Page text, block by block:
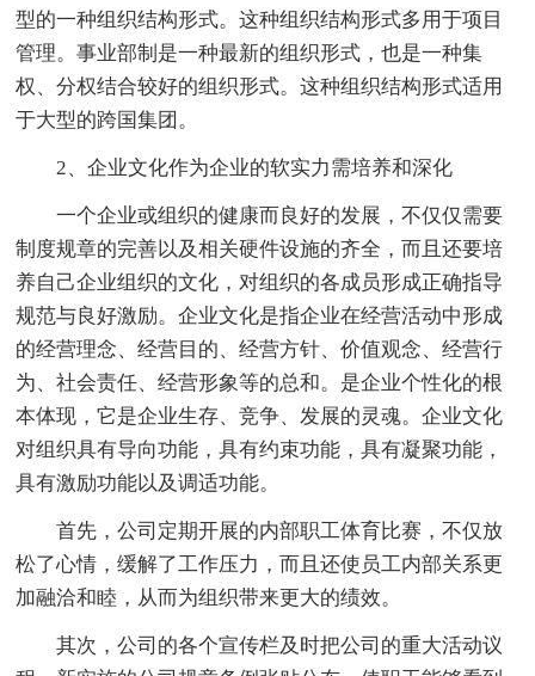
型的一种组织结构形式。这种组织结构形式多用于项目
管理。事业部制是一种最新的组织形式，也是一种集
权、分权结合较好的组织形式。这种组织结构形式适用
于大型的跨国集团。
2、企业文化作为企业的软实力需培养和深化
一个企业或组织的健康而良好的发展，不仅仅需要
制度规章的完善以及相关硬件设施的齐全，而且还要培
养自己企业组织的文化，对组织的各成员形成正确指导
规范与良好激励。企业文化是指企业在经营活动中形成
的经营理念、经营目的、经营方针、价值观念、经营行
为、社会责任、经营形象等的总和。是企业个性化的根
本体现，它是企业生存、竞争、发展的灵魂。企业文化
对组织具有导向功能，具有约束功能，具有凝聚功能，
具有激励功能以及调适功能。
首先，公司定期开展的内部职工体育比赛，不仅放
松了心情，缓解了工作压力，而且还使员工内部关系更
加融洽和睦，从而为组织带来更大的绩效。
其次，公司的各个宣传栏及时把公司的重大活动议